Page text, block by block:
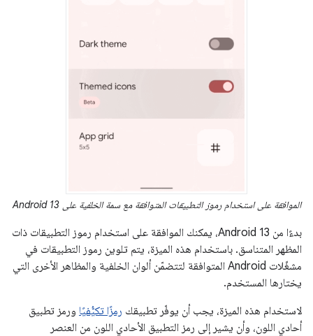
الموافقة على استخدام رموز التطبيقات المتوافقة مع سمة الخلفية على Android 13
بدءًا من Android 13، يمكنك الموافقة على استخدام رموز التطبيقات ذات
المظهر المتناسق. باستخدام هذه الميزة، يتم تلوين رموز التطبيقات في
مشغّلات Android المتوافقة لتتضمّن ألوان الخلفية والمظاهر الأخرى التي
يختارها المستخدم.
لاستخدام هذه الميزة، يجب أن يوفّر تطبيقك رمزًا تكيُّفيًا ورمز تطبيق
أحادي اللون، وأن يشير إلى رمز التطبيق الأحادي اللون من العنصر